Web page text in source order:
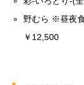
野むら ※昼夜
￥12,500